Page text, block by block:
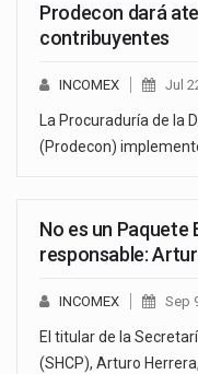
Prodecon dará
contribuyentes
INCOMEX Jul
La Procuraduría de la
(Prodecon)
No es un
responsable:
INCOMEX Sep
El titular de la
(SHCP), Arturo